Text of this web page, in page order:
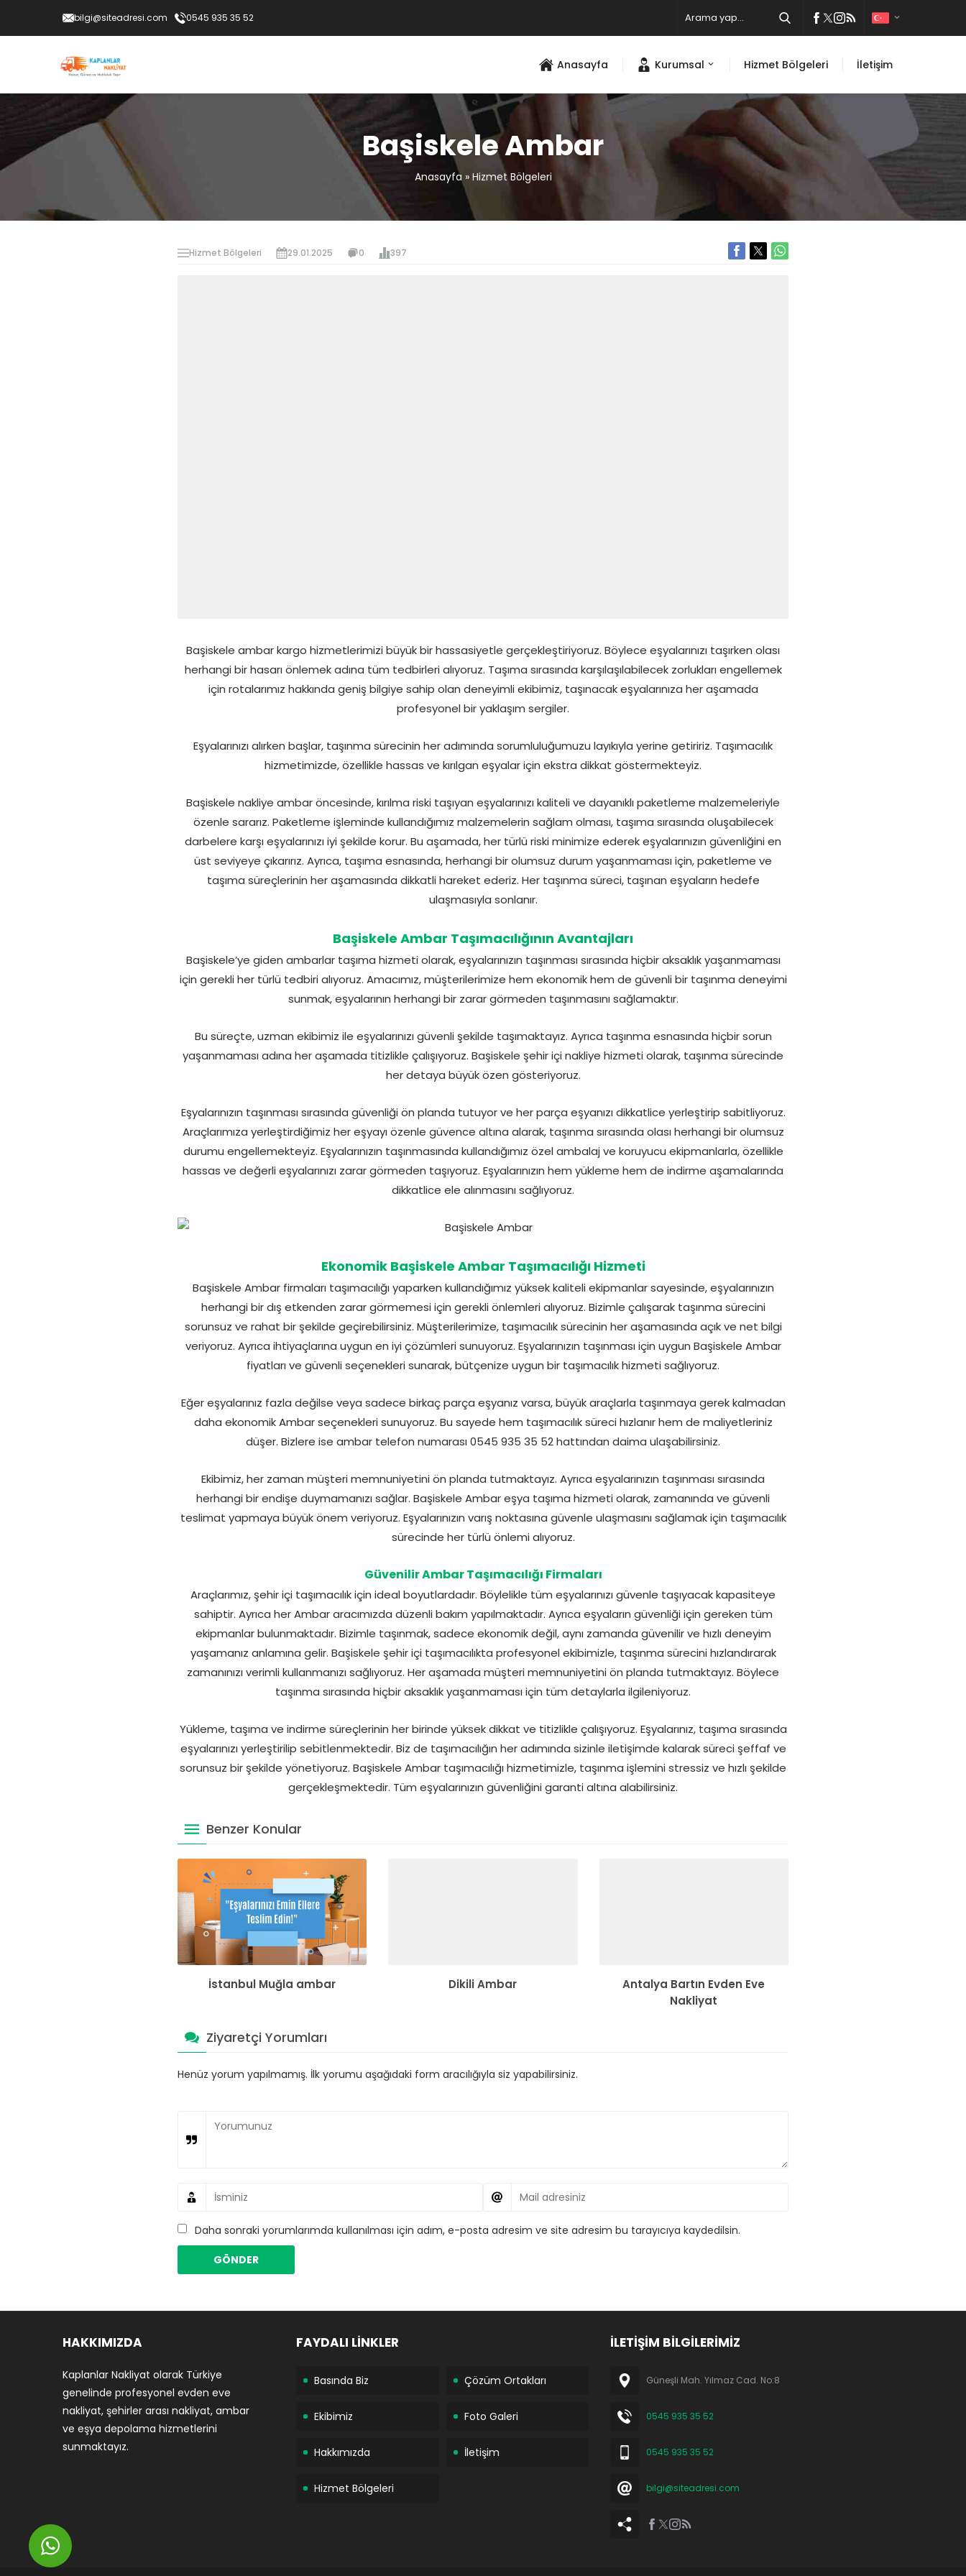
bilgi@siteadresi.com 0545 935 35 52
Anasayfa Kurumsal Hizmet Bölgeleri İletişim
Başiskele Ambar
Anasayfa» Hizmet Bölgeleri
Hizmet Bölgeleri 29.01.2025 0 397
Başiskele ambar kargo hizmetlerimizi büyük bir hassasiyetle gerçekleştiriyoruz. Böylece eşyalarınızı taşırken olası
herhangi bir hasarı önlemek adına tüm tedbirleri alıyoruz. Taşıma sırasında karşılaşılabilecek zorlukları engellemek
için rotalarımız hakkında geniş bilgiye sahip olan deneyimli ekibimiz, taşınacak eşyalarınıza her aşamada
profesyonel bir yaklaşım sergiler.
Eşyalarınızı alırken başlar, taşınma sürecinin her adımında sorumluluğumuzu layıkıyla yerine getiririz. Taşımacılık
hizmetimizde, özellikle hassas ve kırılgan eşyalar için ekstra dikkat göstermekteyiz.
Başiskele nakliye ambar öncesinde, kırılma riski taşıyan eşyalarınızı kaliteli ve dayanıklı paketleme malzemeleriyle
özenle sararız. Paketleme işleminde kullandığımız malzemelerin sağlam olması, taşıma sırasında oluşabilecek
darbelere karşı eşyalarınızı iyi şekilde korur. Bu aşamada, her türlü riski minimize ederek eşyalarınızın güvenliğini en
üst seviyeye çıkarırız. Ayrıca, taşıma esnasında, herhangi bir olumsuz durum yaşanmaması için, paketleme ve
taşıma süreçlerinin her aşamasında dikkatli hareket ederiz. Her taşınma süreci, taşınan eşyaların hedefe
ulaşmasıyla sonlanır.
Başiskele Ambar Taşımacılığının Avantajları
Başiskele’ye giden ambarlar taşıma hizmeti olarak, eşyalarınızın taşınması sırasında hiçbir aksaklık yaşanmaması
için gerekli her türlü tedbiri alıyoruz. Amacımız, müşterilerimize hem ekonomik hem de güvenli bir taşınma deneyimi
sunmak, eşyalarının herhangi bir zarar görmeden taşınmasını sağlamaktır.
Bu süreçte, uzman ekibimiz ile eşyalarınızı güvenli şekilde taşımaktayız. Ayrıca taşınma esnasında hiçbir sorun
yaşanmaması adına her aşamada titizlikle çalışıyoruz. Başiskele şehir içi nakliye hizmeti olarak, taşınma sürecinde
her detaya büyük özen gösteriyoruz.
Eşyalarınızın taşınması sırasında güvenliği ön planda tutuyor ve her parça eşyanızı dikkatlice yerleştirip sabitliyoruz.
Araçlarımıza yerleştirdiğimiz her eşyayı özenle güvence altına alarak, taşınma sırasında olası herhangi bir olumsuz
durumu engellemekteyiz. Eşyalarınızın taşınmasında kullandığımız özel ambalaj ve koruyucu ekipmanlarla, özellikle
hassas ve değerli eşyalarınızı zarar görmeden taşıyoruz. Eşyalarınızın hem yükleme hem de indirme aşamalarında
dikkatlice ele alınmasını sağlıyoruz.
Ekonomik Başiskele Ambar Taşımacılığı Hizmeti
Başiskele Ambar firmaları taşımacılığı yaparken kullandığımız yüksek kaliteli ekipmanlar sayesinde, eşyalarınızın
herhangi bir dış etkenden zarar görmemesi için gerekli önlemleri alıyoruz. Bizimle çalışarak taşınma sürecini
sorunsuz ve rahat bir şekilde geçirebilirsiniz. Müşterilerimize, taşımacılık sürecinin her aşamasında açık ve net bilgi
veriyoruz. Ayrıca ihtiyaçlarına uygun en iyi çözümleri sunuyoruz. Eşyalarınızın taşınması için uygun Başiskele Ambar
fiyatları ve güvenli seçenekleri sunarak, bütçenize uygun bir taşımacılık hizmeti sağlıyoruz.
Eğer eşyalarınız fazla değilse veya sadece birkaç parça eşyanız varsa, büyük araçlarla taşınmaya gerek kalmadan
daha ekonomik Ambar seçenekleri sunuyoruz. Bu sayede hem taşımacılık süreci hızlanır hem de maliyetleriniz
düşer. Bizlere ise ambar telefon numarası 0545 935 35 52 hattından daima ulaşabilirsiniz.
Ekibimiz, her zaman müşteri memnuniyetini ön planda tutmaktayız. Ayrıca eşyalarınızın taşınması sırasında
herhangi bir endişe duymamanızı sağlar. Başiskele Ambar eşya taşıma hizmeti olarak, zamanında ve güvenli
teslimat yapmaya büyük önem veriyoruz. Eşyalarınızın varış noktasına güvenle ulaşmasını sağlamak için taşımacılık
sürecinde her türlü önlemi alıyoruz.
Güvenilir Ambar Taşımacılığı Firmaları
Araçlarımız, şehir içi taşımacılık için ideal boyutlardadır. Böylelikle tüm eşyalarınızı güvenle taşıyacak kapasiteye
sahiptir. Ayrıca her Ambar aracımızda düzenli bakım yapılmaktadır. Ayrıca eşyaların güvenliği için gereken tüm
ekipmanlar bulunmaktadır. Bizimle taşınmak, sadece ekonomik değil, aynı zamanda güvenilir ve hızlı deneyim
yaşamanız anlamına gelir. Başiskele şehir içi taşımacılıkta profesyonel ekibimizle, taşınma sürecini hızlandırarak
zamanınızı verimli kullanmanızı sağlıyoruz. Her aşamada müşteri memnuniyetini ön planda tutmaktayız. Böylece
taşınma sırasında hiçbir aksaklık yaşanmaması için tüm detaylarla ilgileniyoruz.
Yükleme, taşıma ve indirme süreçlerinin her birinde yüksek dikkat ve titizlikle çalışıyoruz. Eşyalarınız, taşıma sırasında
eşyalarınızı yerleştirilip sebitlenmektedir. Biz de taşımacılığın her adımında sizinle iletişimde kalarak süreci şeffaf ve
sorunsuz bir şekilde yönetiyoruz. Başiskele Ambar taşımacılığı hizmetimizle, taşınma işlemini stressiz ve hızlı şekilde
gerçekleşmektedir. Tüm eşyalarınızın güvenliğini garanti altına alabilirsiniz.
Benzer Konular
İstanbul Muğla ambar Dikili Ambar
Antalya Bartın Evden Eve
Nakliyat
Ziyaretçi Yorumları
Henüz yorum yapılmamış. İlk yorumu aşağıdaki form aracılığıyla siz yapabilirsiniz.
Daha sonraki yorumlarımda kullanılması için adım, e-posta adresim ve site adresim bu tarayıcıya kaydedilsin.
HAKKIMIZDA
Kaplanlar Nakliyat olarak Türkiye
genelinde profesyonel evden eve
nakliyat, şehirler arası nakliyat, ambar
ve eşya depolama hizmetlerini
sunmaktayız.
FAYDALI LİNKLER
Basında Biz Çözüm Ortakları
Ekibimiz Foto Galeri
Hakkımızda İletişim
Hizmet Bölgeleri
İLETİŞİM BİLGİLERİMİZ
Güneşli Mah. Yılmaz Cad. No:8
0545 935 35 52
0545 935 35 52
bilgi@siteadresi.com